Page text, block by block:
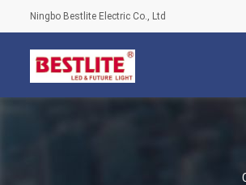
Ningbo Bestlite Electric Co., Ltd